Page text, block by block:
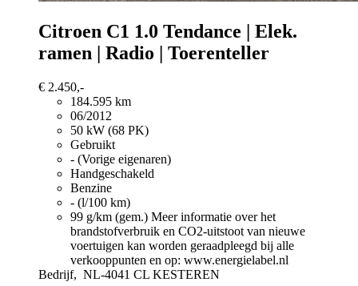
Citroen C1 1.0 Tendance | Elek.
ramen | Radio | Toerenteller
€ 2.450,-
184.595 km
06/2012
50 kW (68 PK)
Gebruikt
- (Vorige eigenaren)
Handgeschakeld
Benzine
- (l/100 km)
99 g/km (gem.) Meer informatie over het
brandstofverbruik en CO2-uitstoot van nieuwe
voertuigen kan worden geraadpleegd bij alle
verkooppunten en op: www.energielabel.nl
Bedrijf, NL-4041 CL KESTEREN